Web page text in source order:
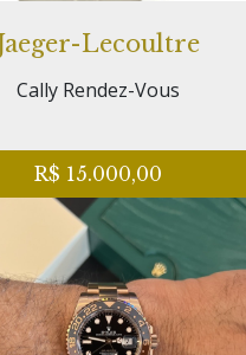
Lecoultre
Cally Rendez-Vous
R$ 15.000,00